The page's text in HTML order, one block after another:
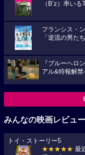
（B’z）率い
フランシス・
「逆流の男たち
『ブルーヘロ
アル&特報解
みんなの映画レビュー
トイ・ストーリー5
★★★★★ 最